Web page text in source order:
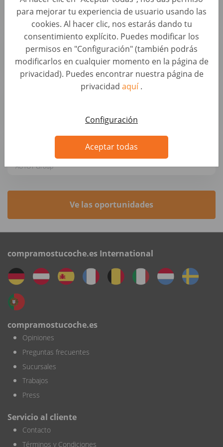
para mejorar tu experiencia de usuario usando las
cookies. Al hacer clic, nos estarás dando tu
consentimiento explícito. Puedes modificar los
permisos en "Configuración" (también podrás
modificarlos en cualquier momento en la página de
privacidad). Puedes encontrar nuestra página de
privacidad aquí.
Configuración
Aceptar todas
AUTO1 Group
Sales Project Manager (f/m/x)
Desarrollo de negocio y perfiles estratégicos • Alemania, Berlin
AUTO1 Group
Operations Manager - Produktion (m/w/d)
Expansion Manager (d/m/w)
Desarrollo de negocio y perfiles estratégicos • Alemania, Berlin
AUTO1 Group
Ve las oportunidades
compramostucoche.es International
compramostucoche.es
Opiniones
Preguntas frecuentes
Sucursales
Trabajos
Press
Servicio al cliente
Contacto
Términos y Condiciones